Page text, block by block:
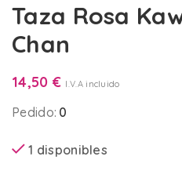
Taza Rosa
Chan
14,50 € I.V.A incluido
Pedido: 0
1 disponibles